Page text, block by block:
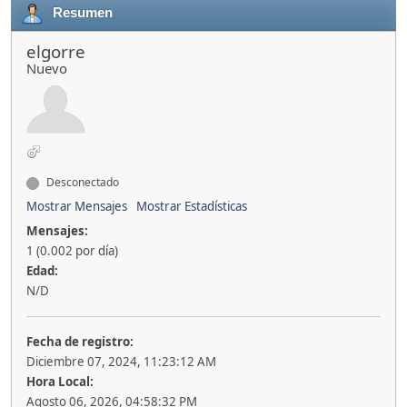
Resumen
elgorre
Nuevo
Desconectado
Mostrar Mensajes
Mostrar Estadísticas
Mensajes:
1 (0.002 por día)
Edad:
N/D
Fecha de registro:
Diciembre 07, 2024, 11:23:12 AM
Hora Local:
Agosto 06, 2026, 04:58:32 PM